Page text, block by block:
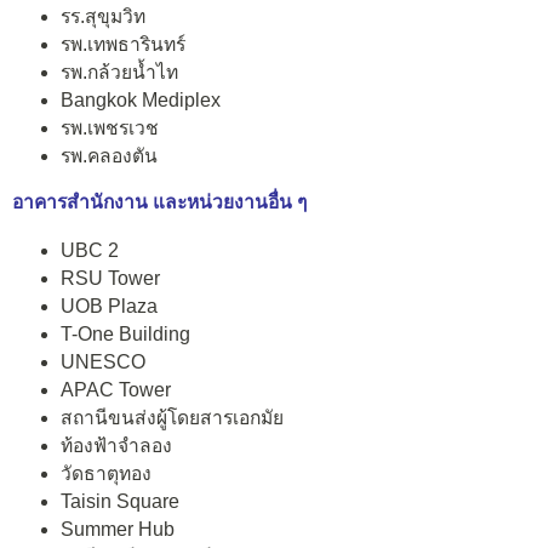
รร.สุขุมวิท
รพ.เทพธารินทร์
รพ.กล้วยน้ำไท
Bangkok Mediplex
รพ.เพชรเวช
รพ.คลองตัน
อาคารสำนักงาน และหน่วยงานอื่น ๆ
UBC 2
RSU Tower
UOB Plaza
T-One Building
UNESCO
APAC Tower
สถานีขนส่งผู้โดยสารเอกมัย
ท้องฟ้าจำลอง
วัดธาตุทอง
Taisin Square
Summer Hub